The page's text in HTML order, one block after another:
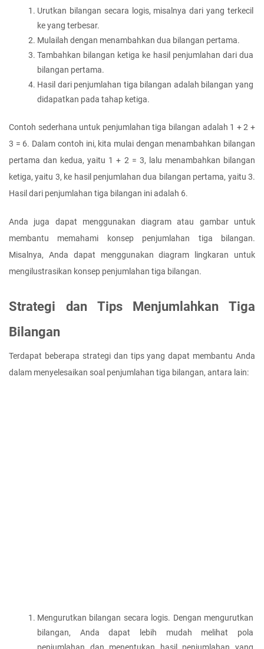
Urutkan bilangan secara logis, misalnya dari yang terkecil
ke yang terbesar.
Mulailah dengan menambahkan dua bilangan pertama.
Tambahkan bilangan ketiga ke hasil penjumlahan dari dua
bilangan pertama.
Hasil dari penjumlahan tiga bilangan adalah bilangan yang
didapatkan pada tahap ketiga.
Contoh sederhana untuk penjumlahan tiga bilangan adalah 1 + 2 +
3 = 6. Dalam contoh ini, kita mulai dengan menambahkan bilangan
pertama dan kedua, yaitu 1 + 2 = 3, lalu menambahkan bilangan
ketiga, yaitu 3, ke hasil penjumlahan dua bilangan pertama, yaitu 3.
Hasil dari penjumlahan tiga bilangan ini adalah 6.
Anda juga dapat menggunakan diagram atau gambar untuk
membantu memahami konsep penjumlahan tiga bilangan.
Misalnya, Anda dapat menggunakan diagram lingkaran untuk
mengilustrasikan konsep penjumlahan tiga bilangan.
Strategi dan Tips Menjumlahkan Tiga
Bilangan
Terdapat beberapa strategi dan tips yang dapat membantu Anda
dalam menyelesaikan soal penjumlahan tiga bilangan, antara lain:
Mengurutkan bilangan secara logis. Dengan mengurutkan
bilangan, Anda dapat lebih mudah melihat pola